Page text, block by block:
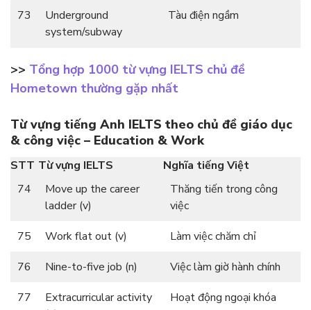
73
Underground
system/subway
Tàu điện ngầm
>> Tổng hợp 1000 từ vựng IELTS chủ đề
Hometown thường gặp nhất
Từ vựng tiếng Anh IELTS theo chủ đề giáo dục
& công việc – Education & Work
STT Từ vựng IELTS
Nghĩa tiếng Việt
74
Move up the career
ladder (v)
Thăng tiến trong công
việc
75
Work flat out (v)
Làm việc chăm chỉ
76
Nine-to-five job (n)
Việc làm giờ hành chính
77
Extracurricular activity
Hoạt động ngoại khóa